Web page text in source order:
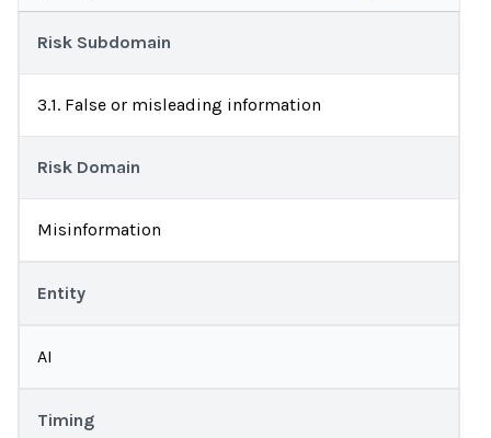
Risk Subdomain
3.1. False or misleading information
Risk Domain
Misinformation
Entity
AI
Timing